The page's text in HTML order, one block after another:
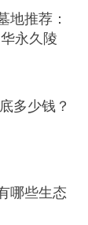
材质凸
款式，其
术价值
路阻断。
达，华
地推荐：
永久陵
多少钱？
哪些生态